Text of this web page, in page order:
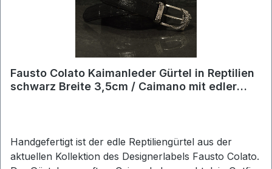
Fausto Colato Kaimanleder Gürtel in Reptilien
schwarz Breite 3,5cm / Caimano mit edler
Handgefertigt ist der edle Reptiliengürtel aus der
aktuellen Kollektion des Designerlabels Fausto Colato.